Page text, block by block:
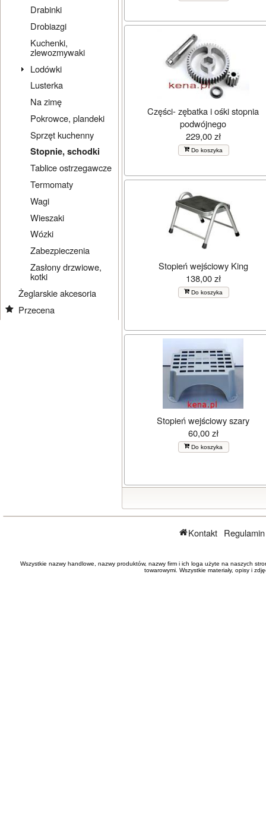
Drabinki
Drobiazgi
Kuchenki,
zlewozmywaki
Lodówki
Lusterka
Na zimę
Pokrowce, plandeki
Sprzęt kuchenny
Stopnie, schodki
Tablice ostrzegawcze
Termomaty
Wagi
Wieszaki
Wózki
Zabezpieczenia
Zasłony drzwiowe,
kotki
Żeglarskie akcesoria
Przecena
Części- zębatka i ośki stopnia
podwójnego
229,00 zł
Do koszyka
Stopień wejściowy King
138,00 zł
Do koszyka
Stopień wejściowy szary
60,00 zł
Do koszyka
Kontakt
Wszystkie nazwy handlowe, nazwy produktów, nazwy firm i ich loga użyte na naszych
towarowymi. Wszystkie materiały, opisy i